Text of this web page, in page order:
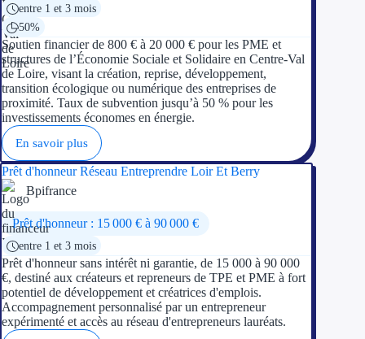
entre 1 et 3 mois
50%
Soutien financier de 800 € à 20 000 € pour les PME et
structures de l’Économie Sociale et Solidaire en Centre-Val
de Loire, visant la création, reprise, développement,
transition écologique ou numérique des entreprises de
proximité. Taux de subvention jusqu’à 50 % pour les
investissements économes en énergie.
En savoir plus
Prêt d'honneur Réseau Entreprendre Loir Et Berry
Bpifrance
Prêt d'honneur : 15 000 € à 90 000 €
entre 1 et 3 mois
Prêt d'honneur sans intérêt ni garantie, de 15 000 à 90 000
€, destiné aux créateurs et repreneurs de TPE et PME à fort
potentiel de développement et créatrices d'emplois.
Accompagnement personnalisé par un entrepreneur
expérimenté et accès au réseau d'entrepreneurs lauréats.